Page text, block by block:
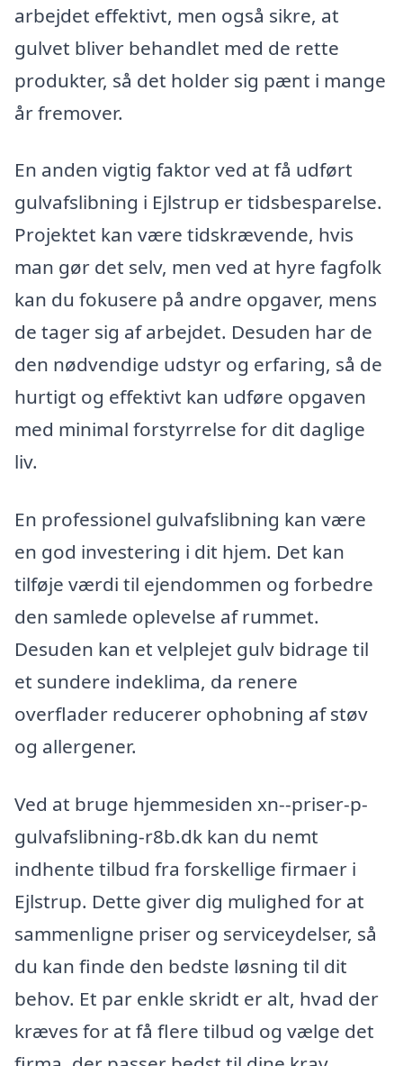
arbejdet effektivt, men også sikre, at
gulvet bliver behandlet med de rette
produkter, så det holder sig pænt i mange
år fremover.
En anden vigtig faktor ved at få udført
gulvafslibning i Ejlstrup er tidsbesparelse.
Projektet kan være tidskrævende, hvis
man gør det selv, men ved at hyre fagfolk
kan du fokusere på andre opgaver, mens
de tager sig af arbejdet. Desuden har de
den nødvendige udstyr og erfaring, så de
hurtigt og effektivt kan udføre opgaven
med minimal forstyrrelse for dit daglige
liv.
En professionel gulvafslibning kan være
en god investering i dit hjem. Det kan
tilføje værdi til ejendommen og forbedre
den samlede oplevelse af rummet.
Desuden kan et velplejet gulv bidrage til
et sundere indeklima, da renere
overflader reducerer ophobning af støv
og allergener.
Ved at bruge hjemmesiden xn--priser-p-
gulvafslibning-r8b.dk kan du nemt
indhente tilbud fra forskellige firmaer i
Ejlstrup. Dette giver dig mulighed for at
sammenligne priser og serviceydelser, så
du kan finde den bedste løsning til dit
behov. Et par enkle skridt er alt, hvad der
kræves for at få flere tilbud og vælge det